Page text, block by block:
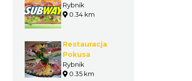
Rybnik
0.34 km
Restauracja
Pokusa
Rybnik
0.35 km